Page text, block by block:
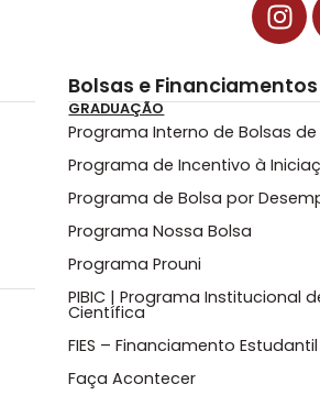
Bolsas e Financiamentos
GRADUAÇÃO
Programa Interno de Bolsas
Programa de Incentivo à
Programa de Bolsa por
Programa Nossa Bolsa
Programa Prouni
PIBIC | Programa Institucional
Científica
FIES – Financiamento Estudantil
Faça Acontecer